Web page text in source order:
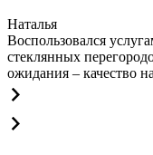
Наталья
Воспользовался
стеклянных
ожидания – качество